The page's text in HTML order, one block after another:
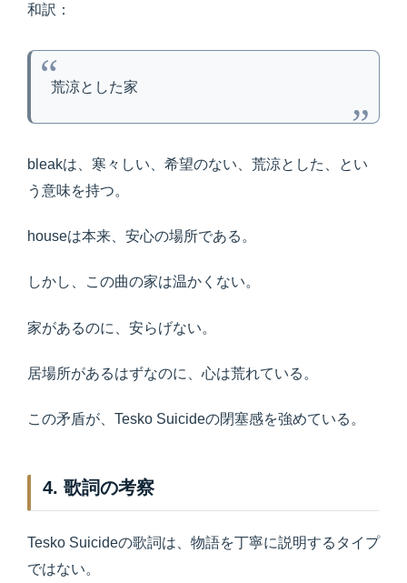
和訳：
荒涼とした家
bleakは、寒々しい、希望のない、荒涼とした、とい
う意味を持つ。
houseは本来、安心の場所である。
しかし、この曲の家は温かくない。
家があるのに、安らげない。
居場所があるはずなのに、心は荒れている。
この矛盾が、Tesko Suicideの閉塞感を強めている。
4. 歌詞の考察
Tesko Suicideの歌詞は、物語を丁寧に説明するタイプ
ではない。